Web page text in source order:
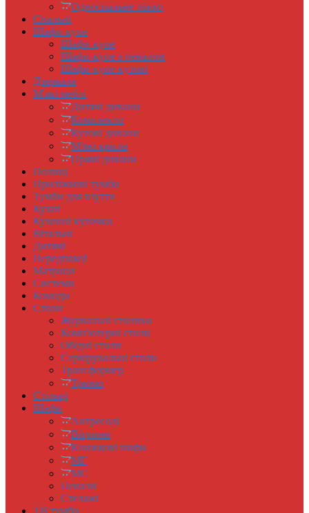
Односпальне ліжко
Спальні
Шафи-купе
Шафи-купе
Шафи-купе з пеналом
Шафи-купе кутові
Дзеркала
М'які меблі
Дитячі дивани
Комплекти
Кутові дивани
М'які крісла
Прямі дивани
Полиці
Приліжкові тумби
Тумби для взуття
Кухні
Кухонні куточки
Вітальні
Дитячі
Передпокої
Матраци
Системи
Комоди
Столи
Журнальні столики
Комп'ютерні столи
Обідні столи
Сервірувальні столи
Трансформер
Трюмо
Стільці
Шафи
Антресолi
Вітрини
Книжковi шафи
МГ
МС
Пенали
Стелажі
ТВ тумби